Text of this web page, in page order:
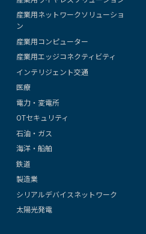
産業用ネットワークソリューショ
ン
産業用コンピューター
産業用エッジコネクティビティ
インテリジェント交通
医療
電力・変電所
OTセキュリティ
石油・ガス
海洋・船舶
鉄道
製造業
シリアルデバイスネットワーク
太陽光発電